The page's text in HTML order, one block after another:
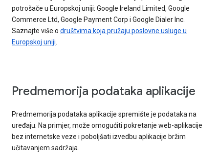
potrošače u Europskoj uniji: Google Ireland Limited, Google
Commerce Ltd, Google Payment Corp i Google Dialer Inc.
Saznajte više o društvima koja pružaju poslovne usluge u
Europskoj uniji.
Predmemorija podataka aplikacije
Predmemorija podataka aplikacije spremište je podataka na
uređaju. Na primjer, može omogućiti pokretanje web-aplikacije
bez internetske veze i poboljšati izvedbu aplikacije bržim
učitavanjem sadržaja.